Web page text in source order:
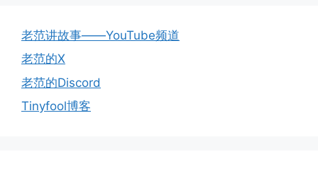
老范讲故事——YouTube频道
老范的X
老范的Discord
Tinyfool博客